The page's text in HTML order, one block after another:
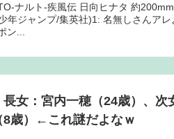
ナルト‐疾風伝 日向ヒナタ 約
ジャンプ/集英社)1: 名無しさんアレ
ン...
長女：宮内一穂（24歳）、次
8歳）←これ謎だよなｗ